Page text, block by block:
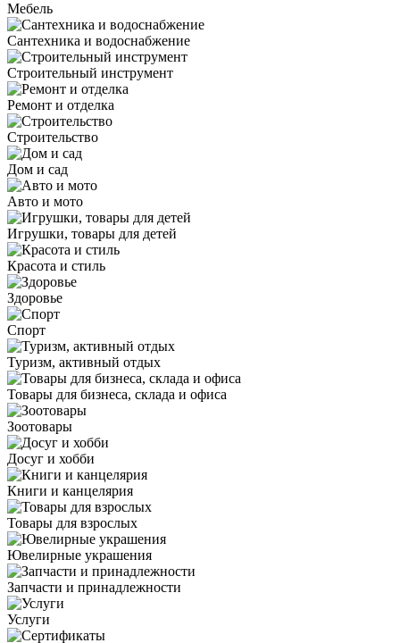
Мебель
Сантехника и водоснабжение
Строительный инструмент
Ремонт и отделка
Строительство
Дом и сад
Авто и мото
Игрушки, товары для детей
Красота и стиль
Здоровье
Спорт
Туризм, активный отдых
Товары для бизнеса, склада и офиса
Зоотовары
Досуг и хобби
Книги и канцелярия
Товары для взрослых
Ювелирные украшения
Запчасти и принадлежности
Услуги